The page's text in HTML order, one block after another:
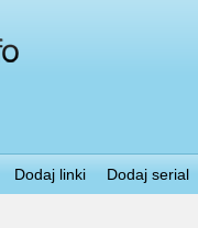
Dodaj linki Dodaj serial